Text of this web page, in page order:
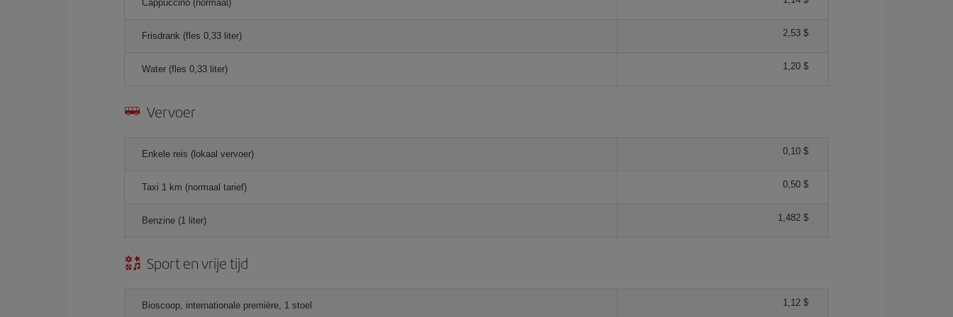
Cappuccino (normaal)
Frisdrank (fles 0,33 liter) 2,53 $
Water (fles 0,33 liter) 1,20 $
Vervoer
Enkele reis (lokaal vervoer) 0,10 $
Taxi 1 km (normaal tarief) 0,50 $
Benzine (1 liter) 1,482 $
Sport en vrije tijd
Bioscoop, internationale première, 1 stoel 1,12 $